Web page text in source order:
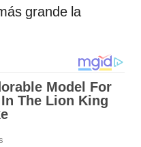
grande la